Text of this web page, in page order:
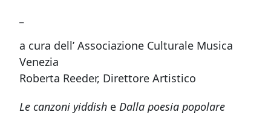
a cura dell’ Associazione Culturale Musica
Venezia
Roberta Reeder, Direttore Artistico
Le canzoni yiddish e Dalla poesia popolare